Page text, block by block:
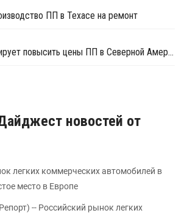
ПП в Техасе на ремонт
TotalEnergies планирует повысить цены ПП в Северной Америке в мае
новостей от
легких коммерческих автомобилей в
место в Европе
-- Российский рынок легких